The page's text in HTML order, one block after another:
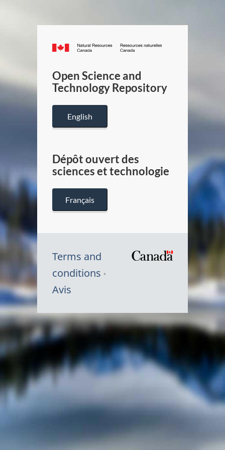
Canada.ca
/
Canada
Open Science and
Technology Repository
English
Dépôt ouvert des
sciences et technologie
Français
Terms and
conditions
Avis
Symbole
du
Canada